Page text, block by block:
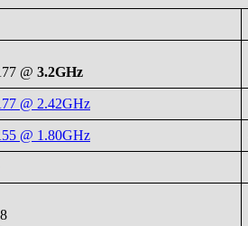
@ 3.2GHz
@ 2.42GHz
@ 1.80GHz